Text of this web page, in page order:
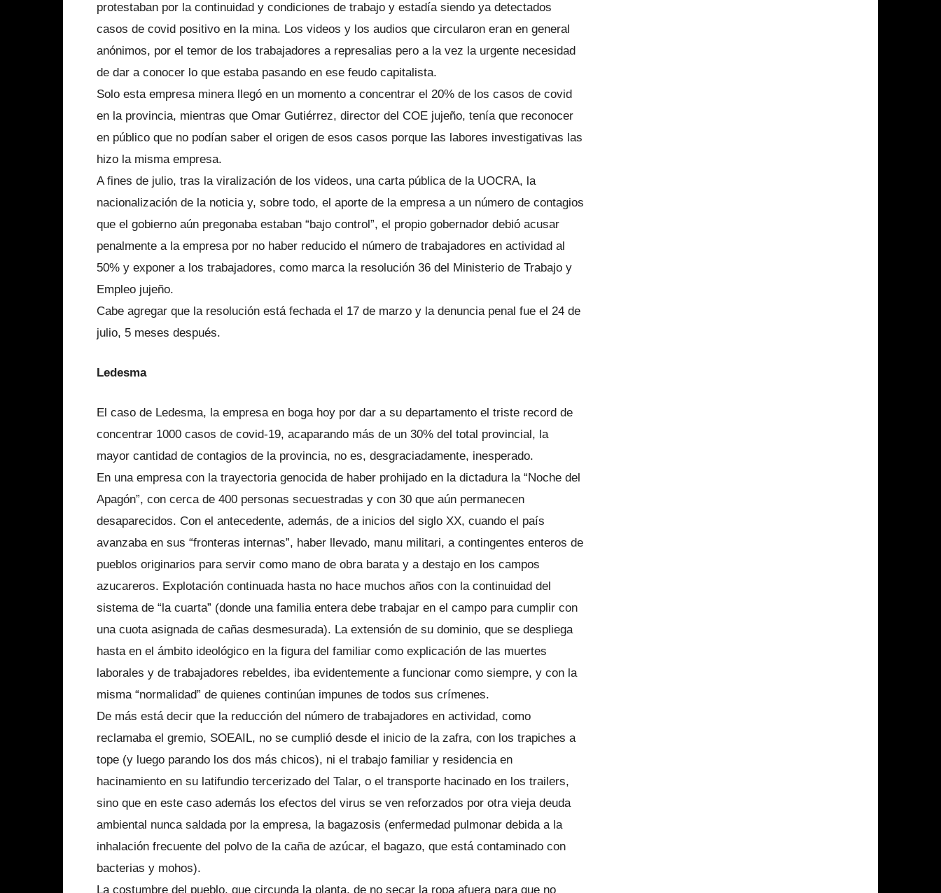
protestaban por la continuidad y condiciones de trabajo y estadía siendo ya detectados
casos de covid positivo en la mina. Los videos y los audios que circularon eran en general
anónimos, por el temor de los trabajadores a represalias pero a la vez la urgente necesidad
de dar a conocer lo que estaba pasando en ese feudo capitalista.
Solo esta empresa minera llegó en un momento a concentrar el 20% de los casos de covid
en la provincia, mientras que Omar Gutiérrez, director del COE jujeño, tenía que reconocer
en público que no podían saber el origen de esos casos porque las labores investigativas las
hizo la misma empresa.
A fines de julio, tras la viralización de los videos, una carta pública de la UOCRA, la
nacionalización de la noticia y, sobre todo, el aporte de la empresa a un número de contagios
que el gobierno aún pregonaba estaban “bajo control”, el propio gobernador debió acusar
penalmente a la empresa por no haber reducido el número de trabajadores en actividad al
50% y exponer a los trabajadores, como marca la resolución 36 del Ministerio de Trabajo y
Empleo jujeño.
Cabe agregar que la resolución está fechada el 17 de marzo y la denuncia penal fue el 24 de
julio, 5 meses después.
Ledesma
El caso de Ledesma, la empresa en boga hoy por dar a su departamento el triste record de
concentrar 1000 casos de covid-19, acaparando más de un 30% del total provincial, la
mayor cantidad de contagios de la provincia, no es, desgraciadamente, inesperado.
En una empresa con la trayectoria genocida de haber prohijado en la dictadura la “Noche del
Apagón”, con cerca de 400 personas secuestradas y con 30 que aún permanecen
desaparecidos. Con el antecedente, además, de a inicios del siglo XX, cuando el país
avanzaba en sus “fronteras internas”, haber llevado, manu militari, a contingentes enteros de
pueblos originarios para servir como mano de obra barata y a destajo en los campos
azucareros. Explotación continuada hasta no hace muchos años con la continuidad del
sistema de “la cuarta” (donde una familia entera debe trabajar en el campo para cumplir con
una cuota asignada de cañas desmesurada). La extensión de su dominio, que se despliega
hasta en el ámbito ideológico en la figura del familiar como explicación de las muertes
laborales y de trabajadores rebeldes, iba evidentemente a funcionar como siempre, y con la
misma “normalidad” de quienes continúan impunes de todos sus crímenes.
De más está decir que la reducción del número de trabajadores en actividad, como
reclamaba el gremio, SOEAIL, no se cumplió desde el inicio de la zafra, con los trapiches a
tope (y luego parando los dos más chicos), ni el trabajo familiar y residencia en
hacinamiento en su latifundio tercerizado del Talar, o el transporte hacinado en los trailers,
sino que en este caso además los efectos del virus se ven reforzados por otra vieja deuda
ambiental nunca saldada por la empresa, la bagazosis (enfermedad pulmonar debida a la
inhalación frecuente del polvo de la caña de azúcar, el bagazo, que está contaminado con
bacterias y mohos).
La costumbre del pueblo, que circunda la planta, de no secar la ropa afuera para que no